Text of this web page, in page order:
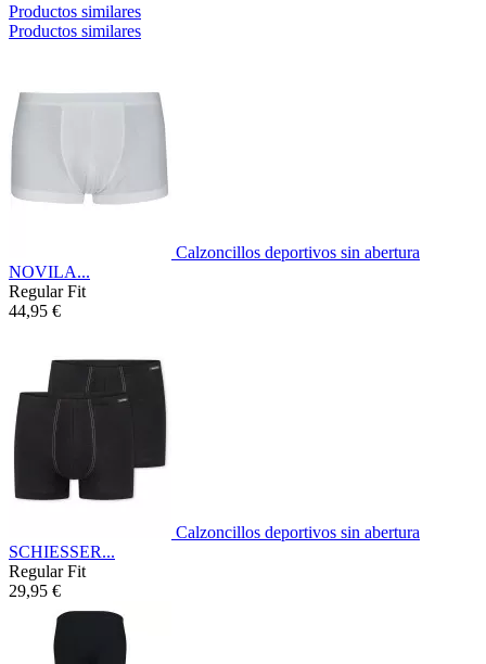
Productos similares
Productos similares
Calzoncillos deportivos sin abertura
NOVILA...
Regular Fit
44,95 €
Calzoncillos deportivos sin abertura
SCHIESSER...
Regular Fit
29,95 €